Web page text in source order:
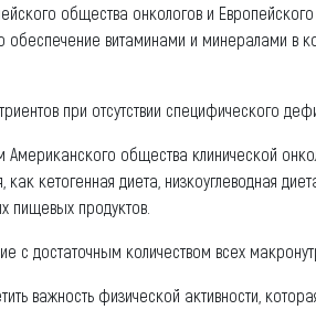
общества онкологов и
витаминами и минералами в
при отсутствии специфического
общества клинической
кетогенная диета, низкоуглеводная
пищевых продуктов.
с достаточным количеством всех
важность физической активности,